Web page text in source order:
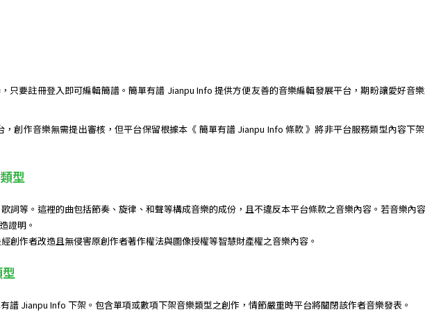
只要註冊登入即可編輯簡譜。簡單有譜 Jianpu Info 提供方便友善的音樂編輯發展平台，期盼讓愛好音
創作音樂無需提出審核，但平台保留根據本《 簡單有譜 Jianpu Info 條款 》將非平台服務類型內容下
型
詞等。這裡的曲包括節奏、旋律、和聲等構成音樂的成份，且不違反本平台條款之音樂內容。若音樂內
證明。
創作者改造且無侵害原創作者著作權法與圖像授權等智慧財產權之音樂內容。
譜 Jianpu Info 下架。包含單項或數項下架音樂類型之創作，情節嚴重時平台將關閉該作者音樂發表。